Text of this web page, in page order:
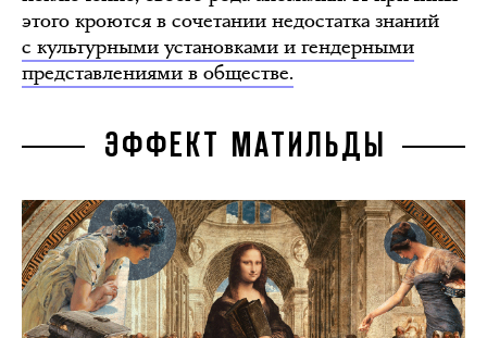
этого кроются в сочетании недостатка знаний
с культурными установками и гендерными
представлениями в обществе.
ЭФФЕКТ МАТИЛЬДЫ